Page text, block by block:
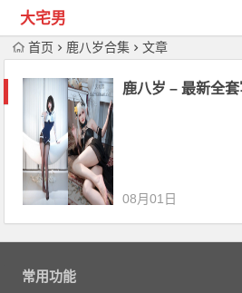
大宅男
首页 鹿八岁合集 文章
鹿八岁 – 最新全
08月01日
常用功能